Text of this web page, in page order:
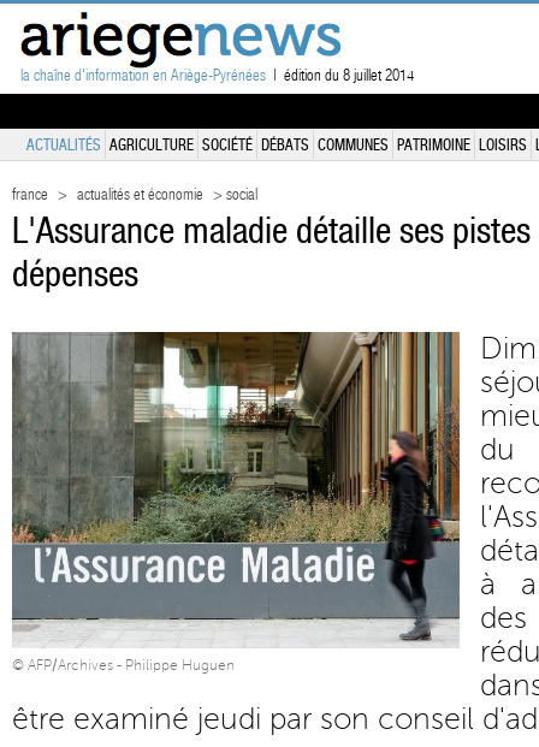
la chaîne d'information en Ariège-Pyrénées | édition du 8 juillet 2014
ACTUALITÉS AGRICULTURE SOCIÉTÉ DÉBATS COMMUNES PATRIMOINE LOISIRS
france > actualités et économie > social
L'Assurance maladie détaille ses
dépenses
© AFP/Archives - Philippe Huguen
du
à
être examiné jeudi par son conseil